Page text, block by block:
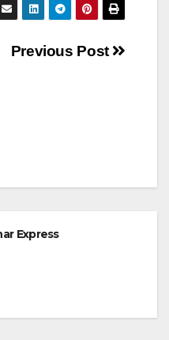
Previous Post
Express